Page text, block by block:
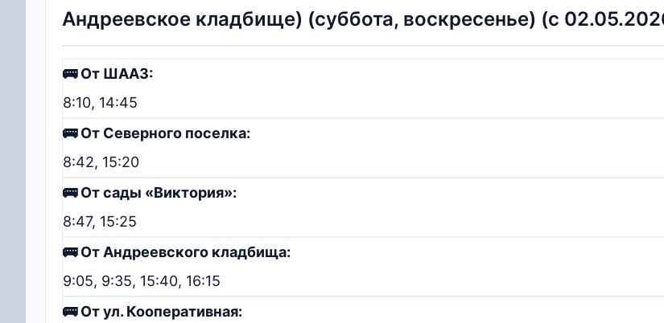
Андреевское кладбище) (суббота, воскресенье) (с
🚌 От ШААЗ:
8:10, 14:45
🚌 От Северного поселка:
8:42, 15:20
🚌 От сады «Виктория»:
8:47, 15:25
🚌 От Андреевского кладбища:
9:05, 9:35, 15:40, 16:15
🚌 От ул. Кооперативная: